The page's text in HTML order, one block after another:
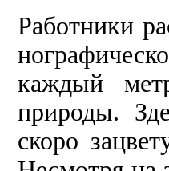
Работники
каж­дый
природы.
скоро